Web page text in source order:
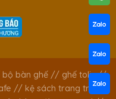
bộ bàn ghế// ghế tolix//
// kệ sách trang trí //